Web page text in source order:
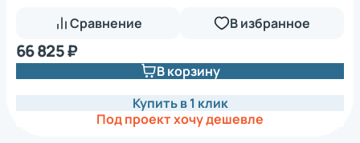
Сравнение
В избранное
66 825 ₽
В корзину
Купить в 1 клик
Под проект хочу дешевле